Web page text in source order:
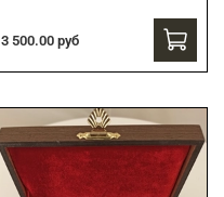
3 500.00 руб